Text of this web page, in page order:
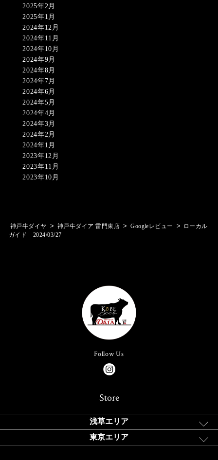
2025年2月
2025年1月
2024年12月
2024年11月
2024年10月
2024年9月
2024年8月
2024年7月
2024年6月
2024年5月
2024年4月
2024年3月
2024年2月
2024年1月
2023年12月
2023年11月
2023年10月
神戸牛ダイヤ > 神戸牛ダイア 雷門東店 > Googleレビュー >
ローカル
ガイド 2024/03/27
Follow Us
Store
浅草エリア
東京エリア